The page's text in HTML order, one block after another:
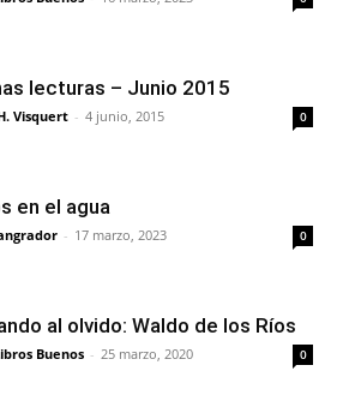
lecturas – Junio 2015
Visquert - 4 junio, 2015 0
en el agua
- 17 marzo, 2023 0
al olvido: Waldo de los Ríos
Buenos - 25 marzo, 2020 0